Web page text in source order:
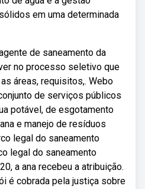
em uma determinada
de saneamento da
no processo seletivo que
áreas, requisitos,. Webo
de serviços públicos
potável, de esgotamento
e manejo de resíduos
legal do saneamento
legal do saneamento
a ana recebeu a atribuição.
é cobrada pela justiça sobre